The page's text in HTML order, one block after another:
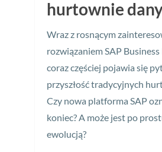
hurtownie
Wraz z rosnącym
rozwiązaniem SAP
coraz częściej pojawia się
przyszłość tradycyjnych
Czy nowa platforma SAP
koniec? A może jest po
ewolucją?